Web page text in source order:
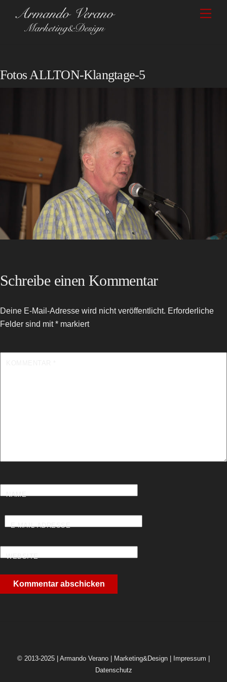
content
Fotos ALLTON-Klangtage-5
Schreibe einen Kommentar
Deine E-Mail-Adresse wird nicht veröffentlicht. Erforderliche
Felder sind mit* markiert
NAME
E-MAIL-ADRESSE
WEBSITE
© 2013-2025 | Armando Verano | Marketing&Design | Impressum
Datenschutz